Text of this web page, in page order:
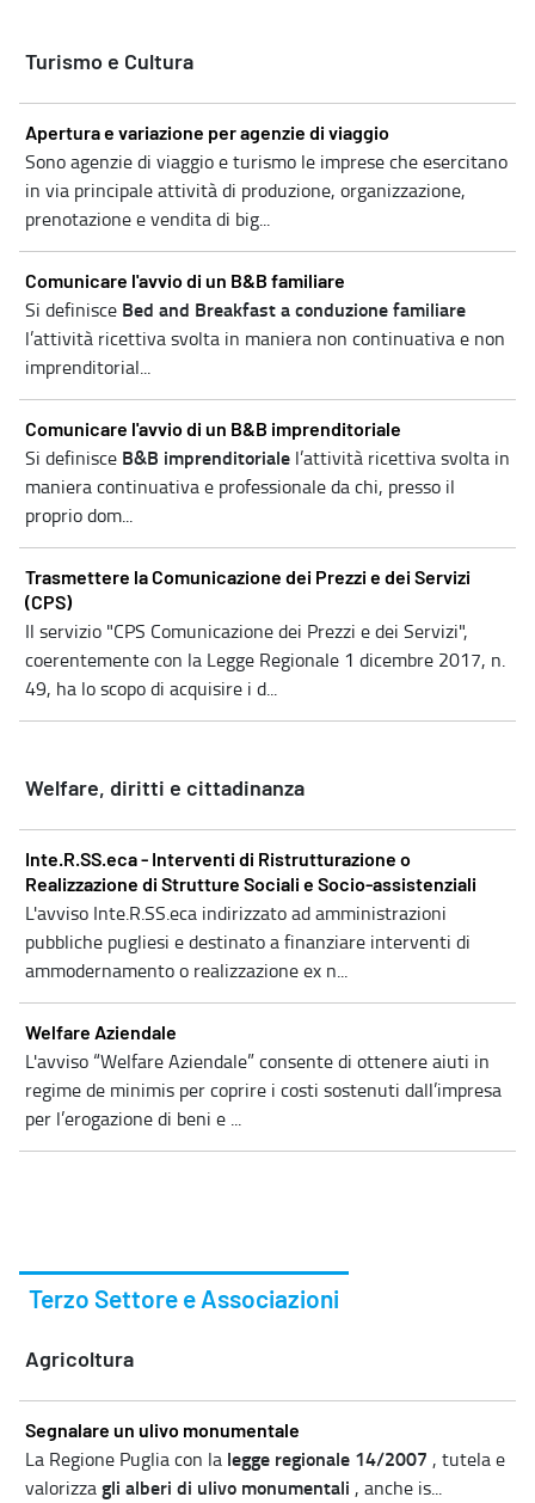
Turismo e Cultura
Apertura e variazione per agenzie di viaggio
Sono agenzie di viaggio e turismo le imprese che esercitano
in via principale attività di produzione, organizzazione,
prenotazione e vendita di big...
Comunicare l'avvio di un B&B familiare
Si definisce Bed and Breakfast a conduzione familiare
l’attività ricettiva svolta in maniera non continuativa e non
imprenditorial...
Comunicare l'avvio di un B&B imprenditoriale
Si definisce B&B imprenditoriale l’attività ricettiva svolta in
maniera continuativa e professionale da chi, presso il
proprio dom...
Trasmettere la Comunicazione dei Prezzi e dei Servizi
(CPS)
Il servizio "CPS Comunicazione dei Prezzi e dei Servizi",
coerentemente con la Legge Regionale 1 dicembre 2017, n.
49, ha lo scopo di acquisire i d...
Welfare, diritti e cittadinanza
Inte.R.SS.eca - Interventi di Ristrutturazione o
Realizzazione di Strutture Sociali e Socio-assistenziali
L'avviso Inte.R.SS.eca indirizzato ad amministrazioni
pubbliche pugliesi e destinato a finanziare interventi di
ammodernamento o realizzazione ex n...
Welfare Aziendale
L'avviso “Welfare Aziendale” consente di ottenere aiuti in
regime de minimis per coprire i costi sostenuti dall’impresa
per l’erogazione di beni e ...
Terzo Settore e Associazioni
Agricoltura
Segnalare un ulivo monumentale
La Regione Puglia con la legge regionale 14/2007 , tutela e
valorizzagli alberi di ulivo monumentali , anche is...